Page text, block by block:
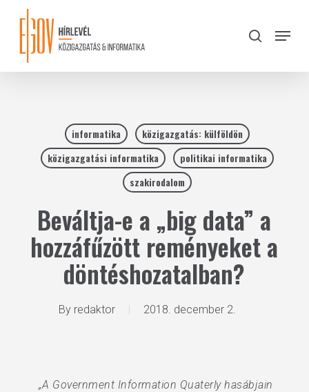
content
search
Menu
informatika
közigazgatás: külföldön
közigazgatási informatika
politikai informatika
szakirodalom
Beváltja-e a „big data” a
hozzáfűzött reményeket a
döntéshozatalban?
By redaktor 2018. december 2.
„A Government Information Quaterly hasábjain
Close